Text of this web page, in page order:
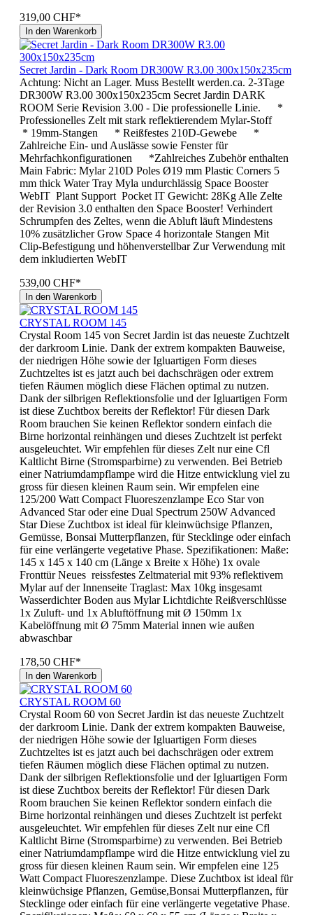
319,00 CHF*
In den Warenkorb
Secret Jardin - Dark Room DR300W R3.00 300x150x235cm
Achtung: Nicht an Lager. Muss Bestellt werden.ca. 2-3Tage
DR300W R3.00 300x150x235cm Secret Jardin DARK
ROOM Serie Revision 3.00 - Die professionelle Linie. *
Professionelles Zelt mit stark reflektierendem Mylar-Stoff
* 19mm-Stangen * Reißfestes 210D-Gewebe *
Zahlreiche Ein- und Auslässe sowie Fenster für
Mehrfachkonfigurationen *Zahlreiches Zubehör enthalten
Main Fabric: Mylar 210D Poles Ø19 mm Plastic Corners 5
mm thick Water Tray Myla undurchlässig Space Booster
WebIT Plant Support Pocket IT Gewicht: 28Kg Alle Zelte
der Revision 3.0 enthalten den Space Booster! Verhindert
Schrumpfen des Zeltes, wenn die Abluft läuft Mindestens
10% zusätzlicher Grow Space 4 horizontale Stangen Mit
Clip-Befestigung und höhenverstellbar Zur Verwendung mit
dem inkludierten WebIT
539,00 CHF*
In den Warenkorb
CRYSTAL ROOM 145
Crystal Room 145 von Secret Jardin ist das neueste Zuchtzelt
der darkroom Linie. Dank der extrem kompakten Bauweise,
der niedrigen Höhe sowie der Igluartigen Form dieses
Zuchtzeltes ist es jatzt auch bei dachschrägen oder extrem
tiefen Räumen möglich diese Flächen optimal zu nutzen.
Dank der silbrigen Reflektionsfolie und der Igluartigen Form
ist diese Zuchtbox bereits der Reflektor! Für diesen Dark
Room brauchen Sie keinen Reflektor sondern einfach die
Birne horizontal reinhängen und dieses Zuchtzelt ist perfekt
ausgeleuchtet. Wir empfehlen für dieses Zelt nur eine Cfl
Kaltlicht Birne (Stromsparbirne) zu verwenden. Bei Betrieb
einer Natriumdampflampe wird die Hitze entwicklung viel zu
gross für diesen kleinen Raum sein. Wir empfelen eine
125/200 Watt Compact Fluoreszenzlampe Eco Star von
Advanced Star oder eine Dual Spectrum 250W Advanced
Star Diese Zuchtbox ist ideal für kleinwüchsige Pflanzen,
Gemüsse, Bonsai Mutterpflanzen, für Stecklinge oder einfach
für eine verlängerte vegetative Phase. Spezifikationen: Maße:
145 x 145 x 140 cm (Länge x Breite x Höhe) 1x ovale
Fronttür Neues reissfestes Zeltmaterial mit 93% reflektivem
Mylar auf der Innenseite Traglast: Max 10kg insgesamt
Wasserdichter Boden aus Mylar Lichtdichte Reißverschlüsse
1x Zuluft- und 1x Abluftöffnung mit Ø 150mm 1x
Kabelöffnung mit Ø 75mm Material innen wie außen
abwaschbar
178,50 CHF*
In den Warenkorb
CRYSTAL ROOM 60
Crystal Room 60 von Secret Jardin ist das neueste Zuchtzelt
der darkroom Linie. Dank der extrem kompakten Bauweise,
der niedrigen Höhe sowie der Igluartigen Form dieses
Zuchtzeltes ist es jatzt auch bei dachschrägen oder extrem
tiefen Räumen möglich diese Flächen optimal zu nutzen.
Dank der silbrigen Reflektionsfolie und der Igluartigen Form
ist diese Zuchtbox bereits der Reflektor! Für diesen Dark
Room brauchen Sie keinen Reflektor sondern einfach die
Birne horizontal reinhängen und dieses Zuchtzelt ist perfekt
ausgeleuchtet. Wir empfehlen für dieses Zelt nur eine Cfl
Kaltlicht Birne (Stromsparbirne) zu verwenden. Bei Betrieb
einer Natriumdampflampe wird die Hitze entwicklung viel zu
gross für diesen kleinen Raum sein. Wir empfelen eine 125
Watt Compact Fluoreszenzlampe. Diese Zuchtbox ist ideal für
kleinwüchsige Pflanzen, Gemüse,Bonsai Mutterpflanzen, für
Stecklinge oder einfach für eine verlängerte vegetative Phase.